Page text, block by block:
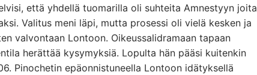
että yhdellä tuomarilla oli suhteita Amnestyyn joita
Valitus meni läpi, mutta prosessi oli vielä kesken ja
valvontaan Lontoon. Oikeussalidramaan tapaan
herättää kysymyksiä. Lopulta hän pääsi kuitenkin
Pinochetin epäonnistuneella Lontoon idätyksellä